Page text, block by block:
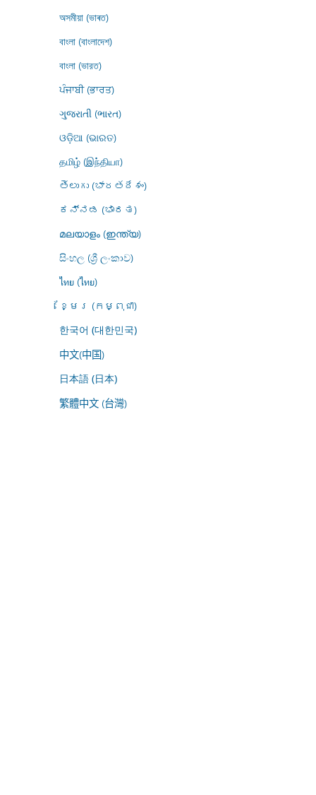
অসমীয়া (ভাৰত)
বাংলা (বাংলাদেশ)
বাংলা (ভারত)
ਪੰਜਾਬੀ (ਭਾਰਤ)
ગુજરાતી (ભારત)
ଓଡ଼ିଆ (ଭାରତ)
தமிழ் (இந்தியா)
తెలుగు (భారతదేశం)
ಕನ್ನಡ (ಭಾರತ)
മലയാളം (ഇന്ത്യ)
සිංහල (ශ්‍රී ලංකාව)
ไทย (ไทย)
ខ្មែរ (កម្ពុជា)
한국어 (대한민국)
中文(中国)
日本語 (日本)
繁體中文 (台灣)